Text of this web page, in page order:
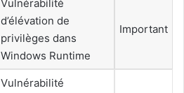
Vulnérabilité
d’élévation de
privilèges dans
Windows Runtime
Important
Vulnérabilité